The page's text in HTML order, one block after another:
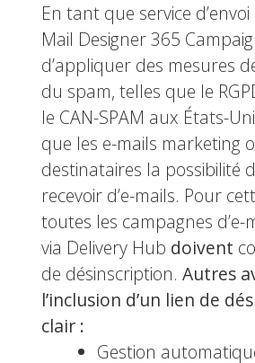
En tant que service d’envoi
Mail Designer 365
d’appliquer des mesures
du spam, telles que le
le CAN-SPAM aux États-
que les e-mails marketing
destinataires la possibilité
recevoir d’e-mails. Pour
toutes les campagnes d’e-
via Delivery Hub doivent
de désinscription. Autres
l’inclusion d’un lien de
clair :
Gestion